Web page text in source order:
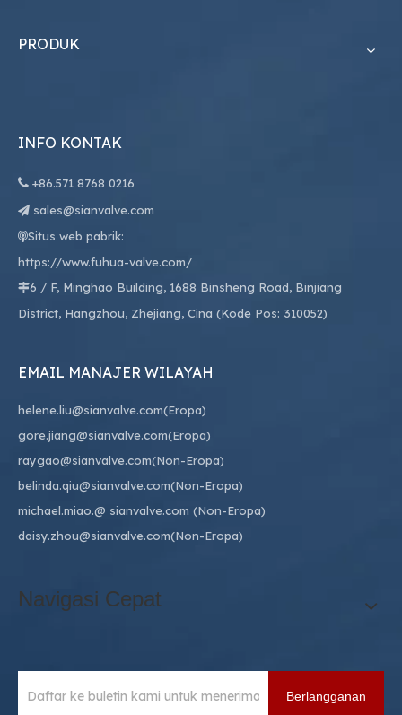
PRODUK
INFO KONTAK
 +86.571 8768 0216
 sales@sianvalve.com
Situs web pabrik:
https://www.fuhua-valve.com/
6 / F, Minghao Building, 1688 Binsheng Road, Binjiang
District, Hangzhou, Zhejiang, Cina (Kode Pos: 310052)
EMAIL MANAJER WILAYAH
helene.liu@sianvalve.com(Eropa)
gore.jiang@sianvalve.com(Eropa)
raygao@sianvalve.com(Non-Eropa)
belinda.qiu@sianvalve.com(Non-Eropa)
michael.miao.@ sianvalve.com (Non-Eropa)
daisy.zhou@sianvalve.com(Non-Eropa)
Navigasi Cepat
Berlangganan